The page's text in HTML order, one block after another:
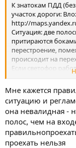
К знатокам ПДД
участок дороги:
http://
Ситуация: две
притираются
перестроение,
происходит на
Если светофор
мигающий. Бывает
вроде как никаких
посматривать в
обгоняющая по
Обидно, да.
Мне кажется
ситуацию и
она невалидная -
полос, чем на
проехать нельзя